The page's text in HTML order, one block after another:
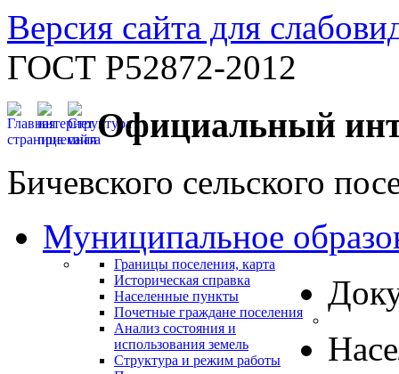
Версия сайта для
ГОСТ Р52872-2012
Официальный
Бичевского сельского
Муниципальное
Границы поселения, карта
Историческая справка
Населенные пункты
Почетные граждане поселения
Анализ состояния и
использования земель
Структура и режим работы